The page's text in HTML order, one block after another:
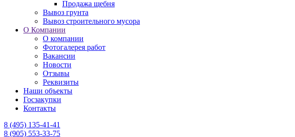
Продажа щебня
Вывоз грунта
Вывоз строительного мусора
О Компании
О компании
Фотогалерея работ
Вакансии
Новости
Отзывы
Реквизиты
Наши объекты
Госзакупки
Контакты
8 (495) 135-41-41
8 (905) 553-33-75